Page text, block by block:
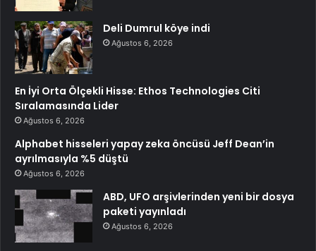
Deli Dumrul köye indi
Ağustos 6, 2026
En İyi Orta Ölçekli Hisse: Ethos Technologies Citi
Sıralamasında Lider
Ağustos 6, 2026
Alphabet hisseleri yapay zeka öncüsü Jeff Dean’in
ayrılmasıyla %5 düştü
Ağustos 6, 2026
ABD, UFO arşivlerinden yeni bir dosya
paketi yayınladı
Ağustos 6, 2026